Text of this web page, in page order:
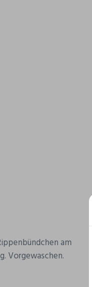
am
Vorgewaschen.